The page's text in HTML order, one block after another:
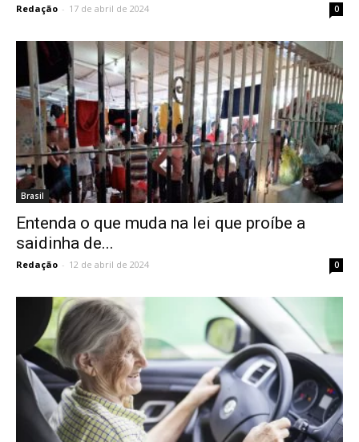
Redação - 17 de abril de 2024 0
Brasil
Entenda o que muda na lei que proíbe a
saidinha de...
Redação - 12 de abril de 2024 0